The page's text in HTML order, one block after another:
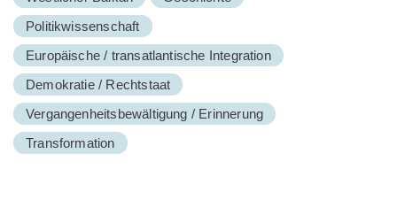
Politikwissenschaft
Europäische / transatlantische Integration
Demokratie / Rechtstaat
Vergangenheitsbewältigung / Erinnerung
Transformation